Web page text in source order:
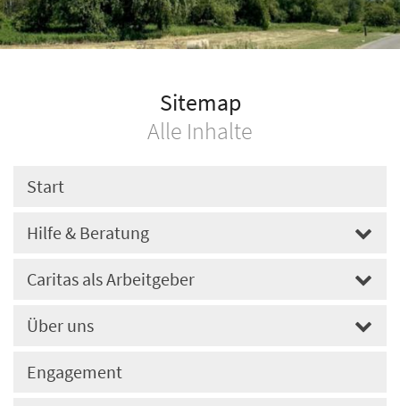
Sitemap
Alle Inhalte
Start
Hilfe & Beratung
Caritas als Arbeitgeber
Über uns
Engagement